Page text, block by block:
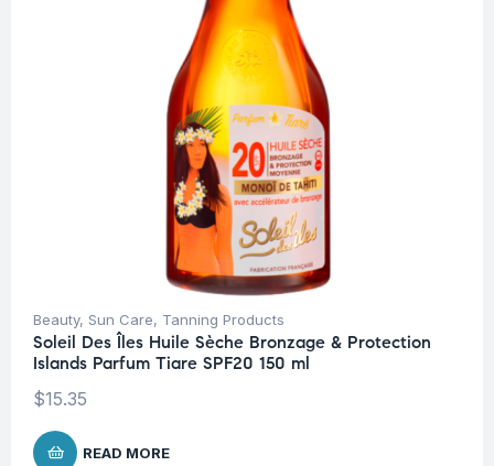
Beauty, Sun Care, Tanning Products
Soleil Des Îles Huile Sèche Bronzage & Protection
Islands Parfum Tiare SPF20 150 ml
$15.35
READ MORE